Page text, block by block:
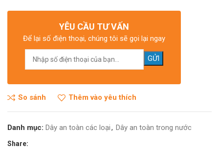
YÊU CẦU TƯ VẤN
Để lại số điện thoại, chúng tôi sẽ gọi lại ngay
So sánh Thêm vào yêu thích
Danh mục: Dây an toàn các loại, Dây an toàn trong nước
Share: